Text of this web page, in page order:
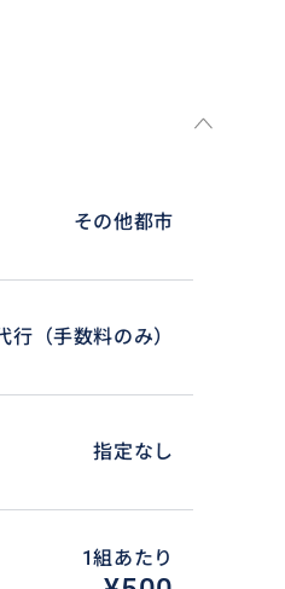
その他都市
行（手数料のみ）
指定なし
1組あたり